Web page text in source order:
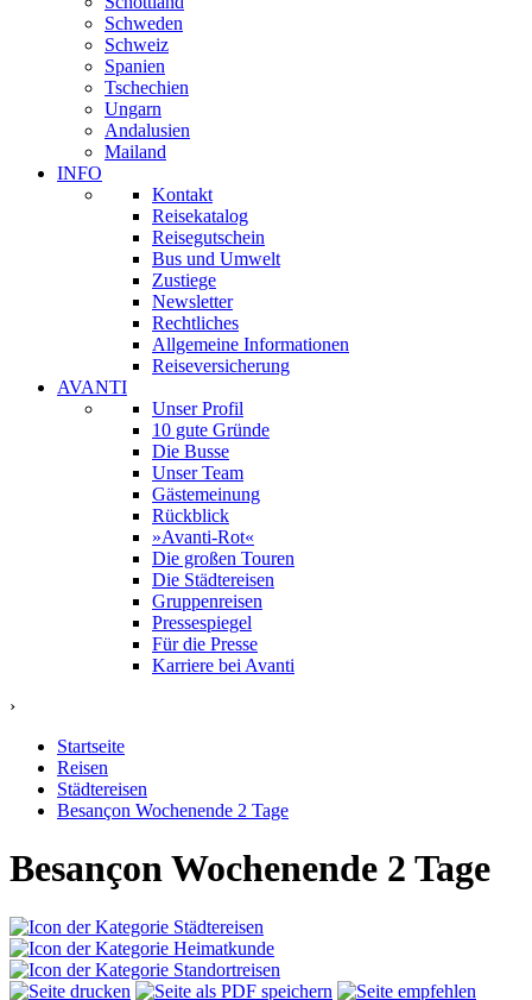
Schweden
Schweiz
Spanien
Tschechien
Ungarn
Andalusien
Mailand
INFO
Kontakt
Reisekatalog
Reisegutschein
Bus und Umwelt
Zustiege
Newsletter
Rechtliches
Allgemeine Informationen
Reiseversicherung
AVANTI
Unser Profil
10 gute Gründe
Die Busse
Unser Team
Gästemeinung
Rückblick
»Avanti-Rot«
Die großen Touren
Die Städtereisen
Gruppenreisen
Pressespiegel
Für die Presse
Karriere bei Avanti
›
Startseite
Reisen
Städtereisen
Besançon Wochenende 2 Tage
Besançon Wochenende 2 Tage